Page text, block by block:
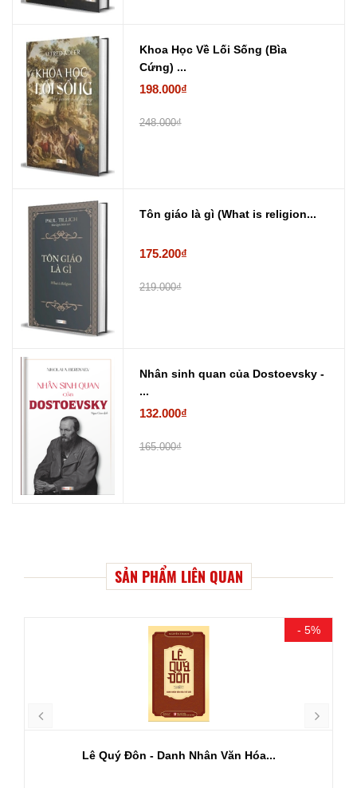
Khoa Học Về Lối Sống (Bìa
Cứng) ...
198.000₫
248.000₫
Tôn giáo là gì (What is religion...
175.200₫
219.000₫
Nhân sinh quan của Dostoevsky -
...
132.000₫
165.000₫
SẢN PHẨM LIÊN QUAN
- 5%
Lê Quý Đôn - Danh Nhân Văn Hóa...